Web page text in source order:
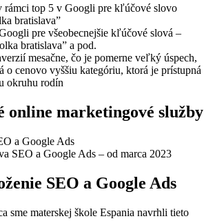
rámci top 5 v Googli pre kľúčové slovo
bratislava”
pre všeobecnejšie kľúčové slová –
bratislava” a pod.
mesačne, čo je pomerne veľký úspech,
o cenovo vyššiu kategóriu, ktorá je prístupná
okruhu rodín
online marketingové služby
a Google Ads
SEO a Google Ads – od marca 2023
SEO a Google Ads
sme materskej škole Espania navrhli tieto